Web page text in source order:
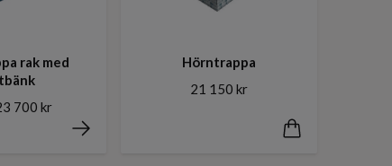
rak med
700 kr
Hörntrappa
21 150 kr